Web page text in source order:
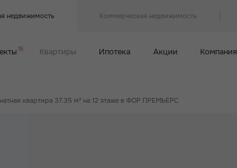
недвижимость Коммерческая недвижимость
15 Квартиры Ипотека Акции Компания
квартира 37.35 м² на 12 этаже в ФОР ПРЕМЬЕРС